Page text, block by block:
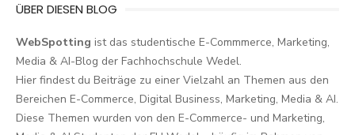
ÜBER DIESEN BLOG
WebSpotting ist das studentische E-Commmerce, Marketing,
Media & AI-Blog der Fachhochschule Wedel.
Hier findest du Beiträge zu einer Vielzahl an Themen aus den
Bereichen E-Commerce, Digital Business, Marketing, Media & AI.
Diese Themen wurden von den E-Commerce- und Marketing,